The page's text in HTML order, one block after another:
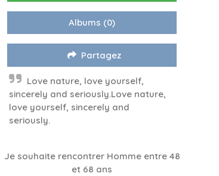
Albums (0)
Partagez
Love nature, love yourself,
sincerely and seriously.Love nature,
love yourself, sincerely and
seriously.
Je souhaite rencontrer Homme entre 48
et 68 ans